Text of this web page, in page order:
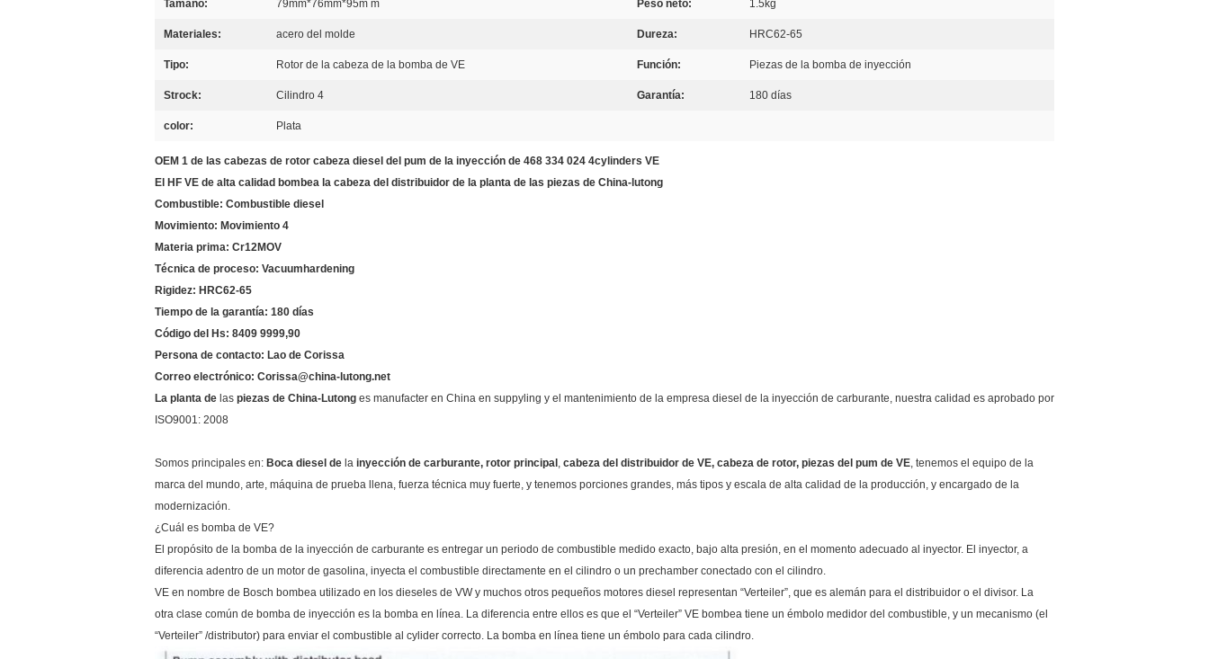
Tamaño: 79mm*76mm*95m m Peso neto: 1.5kg
Materiales: acero del molde Dureza: HRC62-65
Tipo: Rotor de la cabeza de la bomba de VE Función: Piezas de la bomba de inyección
Strock: Cilindro 4 Garantía: 180 días
color: Plata
OEM 1 de las cabezas de rotor cabeza diesel del pum de la inyección de 468 334 024 4cylinders VE
El HF VE de alta calidad bombea la cabeza del distribuidor de la planta de las piezas de China-lutong
Combustible: Combustible diesel
Movimiento: Movimiento 4
Materia prima: Cr12MOV
Técnica de proceso: Vacuumhardening
Rigidez: HRC62-65
Tiempo de la garantía: 180 días
Código del Hs: 8409 9999,90
Persona de contacto: Lao de Corissa
Correo electrónico: Corissa@china-lutong.net
La planta de las piezas de China-Lutong es manufacter en China en suppyling y el mantenimiento de la empresa diesel de la inyección de carburante, nuestra calidad es aprobado por
ISO9001: 2008
Somos principales en: Boca diesel de la inyección de carburante, rotor principal , cabeza del distribuidor de VE, cabeza de rotor, piezas del pum de VE, tenemos el equipo de la
marca del mundo, arte, máquina de prueba llena, fuerza técnica muy fuerte, y tenemos porciones grandes, más tipos y escala de alta calidad de la producción, y encargado de la
modernización.
¿Cuál es bomba de VE?
El propósito de la bomba de la inyección de carburante es entregar un periodo de combustible medido exacto, bajo alta presión, en el momento adecuado al inyector. El inyector, a
diferencia adentro de un motor de gasolina, inyecta el combustible directamente en el cilindro o un prechamber conectado con el cilindro.
VE en nombre de Bosch bombea utilizado en los dieseles de VW y muchos otros pequeños motores diesel representan “Verteiler”, que es alemán para el distribuidor o el divisor. La
otra clase común de bomba de inyección es la bomba en línea. La diferencia entre ellos es que el “Verteiler” VE bombea tiene un émbolo medidor del combustible, y un mecanismo (el
“Verteiler” /distributor) para enviar el combustible al cylider correcto. La bomba en línea tiene un émbolo para cada cilindro.